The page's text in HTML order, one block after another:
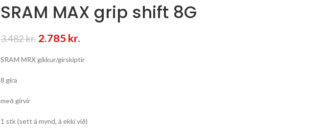
SRAM MAX grip shift 8G
3.482kr. Original
was:
2.785 kr.
is:
SRAM MRX gikkur/gírskiptir
8 gíra
með gírvír
1 stk (sett á mynd, á ekki við)